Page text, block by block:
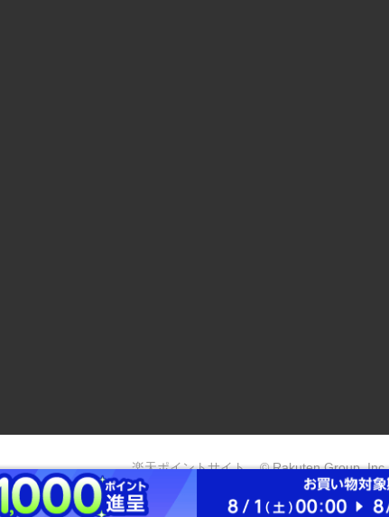
楽天ポイントサイト © Rakuten Group, Inc.